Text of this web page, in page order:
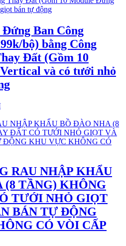
Ban Công
bộ) bằng Công
Đất (Gồm 10
và có tưới nhỏ
RAU NHẬP KHẨU
(8 TẦNG) KHÔNG
TƯỚI NHỎ GIỌT
BÁN TỰ ĐỘNG
CÓ VÒI CẤP